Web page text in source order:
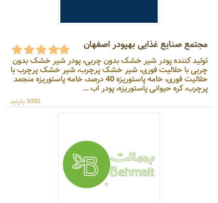
مجتمع صنایع غذایی بهپودر اصفهان
تولید کننده پودر شیر خشک بدون چربی، پودر شیر خشک بدون
چربی با حلالیت فوری، شیر خشک پرچرب، شیر خشک پرچرب با
حلالیت فوری، خامه پاستوریزه 40 درصد، خامه پاستوریزه منجمد
پرچرب، کره حیوانی پاستوریزه، پودر اب ...
9392 بازدید